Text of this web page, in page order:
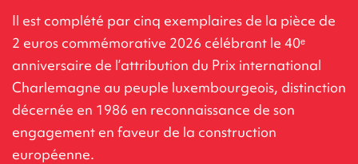
Il est complété par cinq exemplaires de la pièce de
2 euros commémorative 2026 célébrant le 40ᵉ
anniversaire de l’attribution du Prix international
Charlemagne au peuple luxembourgeois, distinction
décernée en 1986 en reconnaissance de son
engagement en faveur de la construction
européenne.